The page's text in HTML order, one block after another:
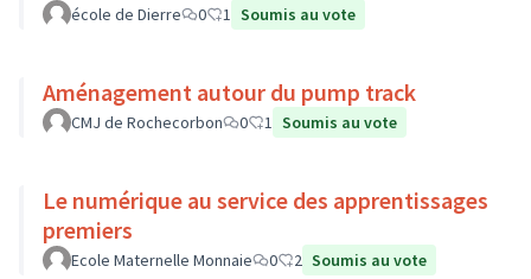
école de Dierre 0 1 Soumis au vote
Aménagement autour du pump track
CMJ de Rochecorbon 0 1 Soumis au vote
Le numérique au service des apprentissages
premiers
Ecole Maternelle Monnaie 0 2 Soumis au vote